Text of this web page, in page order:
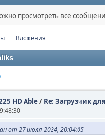
просмотреть все
Вложения
HD Able/ Re: Загрузчик
от 27 июля 2024, 20:04:05